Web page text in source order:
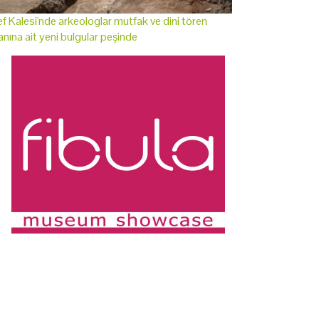
Kalesi'nde arkeologlar mutfak ve dini tören
ait yeni bulgular peşinde